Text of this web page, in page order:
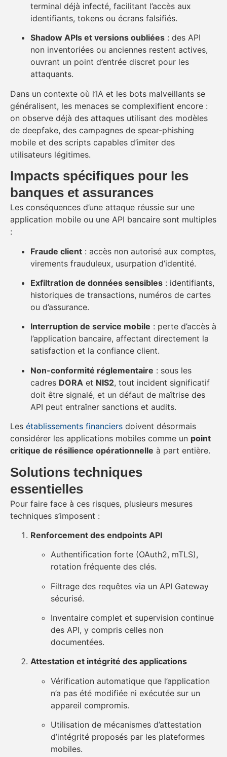
terminal déjà infecté, facilitant l’accès aux
identifiants, tokens ou écrans falsifiés.
Shadow APIs et versions oubliées : des API
non inventoriées ou anciennes restent actives,
ouvrant un point d’entrée discret pour les
attaquants.
Dans un contexte où l’IA et les bots malveillants se
généralisent, les menaces se complexifient encore :
on observe déjà des attaques utilisant des modèles
de deepfake, des campagnes de spear-phishing
mobile et des scripts capables d’imiter des
utilisateurs légitimes.
Impacts spécifiques pour les
banques et assurances
Les conséquences d’une attaque réussie sur une
application mobile ou une API bancaire sont multiples
:
Fraude client : accès non autorisé aux comptes,
virements frauduleux, usurpation d’identité.
Exfiltration de données sensibles : identifiants,
historiques de transactions, numéros de cartes
ou d’assurance.
Interruption de service mobile : perte d’accès à
l’application bancaire, affectant directement la
satisfaction et la confiance client.
Non-conformité réglementaire : sous les
cadres DORA et NIS2, tout incident significatif
doit être signalé, et un défaut de maîtrise des
API peut entraîner sanctions et audits.
Les établissements financiers doivent désormais
considérer les applications mobiles comme un point
critique de résilience opérationnelle à part entière.
Solutions techniques
essentielles
Pour faire face à ces risques, plusieurs mesures
techniques s’imposent :
Renforcement des endpoints API
Authentification forte (OAuth2, mTLS),
rotation fréquente des clés.
Filtrage des requêtes via un API Gateway
sécurisé.
Inventaire complet et supervision continue
des API, y compris celles non
documentées.
Attestation et intégrité des applications
Vérification automatique que l’application
n’a pas été modifiée ni exécutée sur un
appareil compromis.
Utilisation de mécanismes d’attestation
d’intégrité proposés par les plateformes
mobiles.